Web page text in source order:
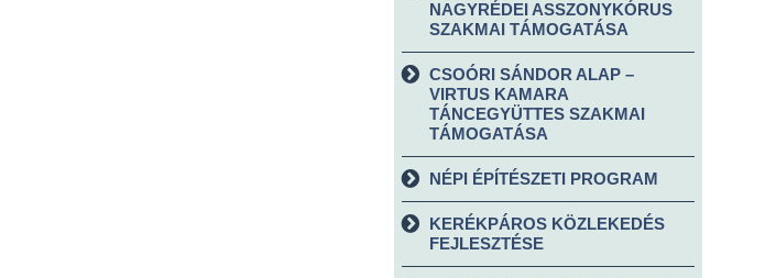
NAGYRÉDEI ASSZONYKÓRUS
SZAKMAI TÁMOGATÁSA
CSOÓRI SÁNDOR ALAP –
VIRTUS KAMARA
TÁNCEGYÜTTES SZAKMAI
TÁMOGATÁSA
NÉPI ÉPÍTÉSZETI PROGRAM
KERÉKPÁROS KÖZLEKEDÉS
FEJLESZTÉSE